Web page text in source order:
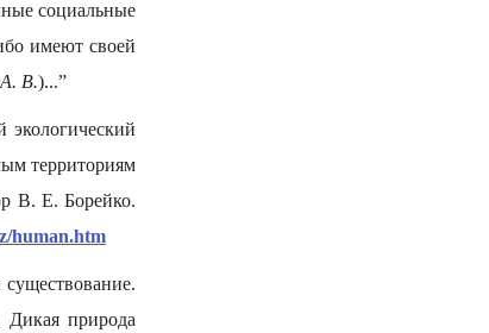
социальные
имеют своей
А. В.)...”
территориям
В. Е. Борейко.
human.htm
Дикая природа